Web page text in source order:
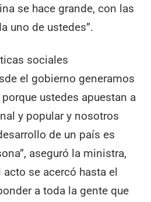
se hace grande, con las
uno de ustedes”.
sociales
el gobierno generamos
ustedes apuestan a
y popular y nosotros
de un país es
aseguró la ministra,
se acercó hasta el
a toda la gente que